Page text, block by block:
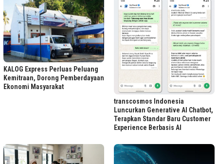
KALOG Express Perluas Peluang
Kemitraan, Dorong Pemberdayaan
Ekonomi Masyarakat
transcosmos Indonesia
Luncurkan Generative AI Chatbot,
Terapkan Standar Baru Customer
Experience Berbasis AI